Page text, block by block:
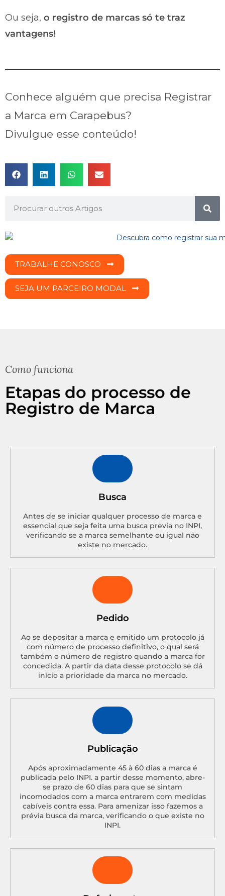
Ou seja, o registro de marcas só te traz
vantagens!
Conhece alguém que precisa Registrar
a Marca em Carapebus?
Divulgue esse conteúdo!
TRABALHE CONOSCO
SEJA UM PARCEIRO MODAL
Como funciona
Etapas do processo de
Registro de Marca
Busca
Antes de se iniciar qualquer processo de marca e
essencial que seja feita uma busca previa no INPI,
verificando se a marca semelhante ou igual não
existe no mercado.
Pedido
Ao se depositar a marca e emitido um protocolo já
com número de processo definitivo, o qual será
também o número de registro quando a marca for
concedida. A partir da data desse protocolo se dá
início a prioridade da marca no mercado.
Publicação
Após aproximadamente 45 à 60 dias a marca é
publicada pelo INPI. a partir desse momento, abre-
se prazo de 60 dias para que se sintam
incomodados com a marca entrarem com medidas
cabíveis contra essa. Para amenizar isso fazemos a
prévia busca da marca, verificando o que existe no
INPI.